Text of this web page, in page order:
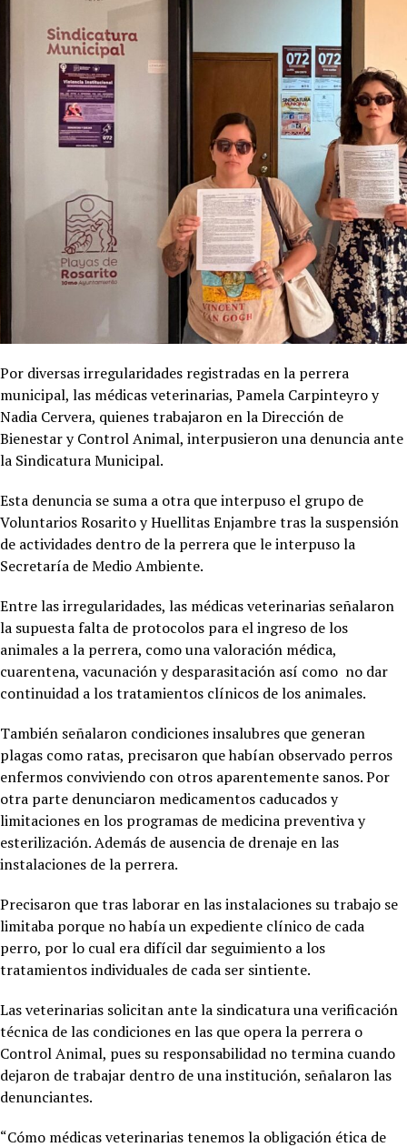
Por diversas irregularidades registradas en la perrera
municipal, las médicas veterinarias, Pamela Carpinteyro y
Nadia Cervera, quienes trabajaron en la Dirección de
Bienestar y Control Animal, interpusieron una denuncia ante
la Sindicatura Municipal.
Esta denuncia se suma a otra que interpuso el grupo de
Voluntarios Rosarito y Huellitas Enjambre tras la suspensión
de actividades dentro de la perrera que le interpuso la
Secretaría de Medio Ambiente.
Entre las irregularidades, las médicas veterinarias señalaron
la supuesta falta de protocolos para el ingreso de los
animales a la perrera, como una valoración médica,
cuarentena, vacunación y desparasitación así como no dar
continuidad a los tratamientos clínicos de los animales.
También señalaron condiciones insalubres que generan
plagas como ratas, precisaron que habían observado perros
enfermos conviviendo con otros aparentemente sanos. Por
otra parte denunciaron medicamentos caducados y
limitaciones en los programas de medicina preventiva y
esterilización. Además de ausencia de drenaje en las
instalaciones de la perrera.
Precisaron que tras laborar en las instalaciones su trabajo se
limitaba porque no había un expediente clínico de cada
perro, por lo cual era difícil dar seguimiento a los
tratamientos individuales de cada ser sintiente.
Las veterinarias solicitan ante la sindicatura una verificación
técnica de las condiciones en las que opera la perrera o
Control Animal, pues su responsabilidad no termina cuando
dejaron de trabajar dentro de una institución, señalaron las
denunciantes.
“Cómo médicas veterinarias tenemos la obligación ética de